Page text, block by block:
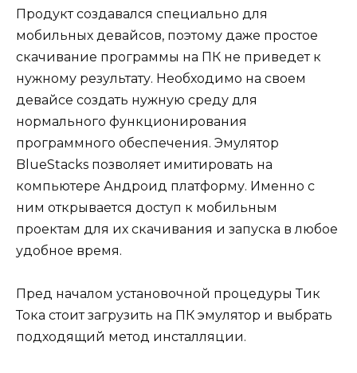
Продукт создавался специально для
мобильных девайсов, поэтому даже простое
скачивание программы на ПК не приведет к
нужному результату. Необходимо на своем
девайсе создать нужную среду для
нормального функционирования
программного обеспечения. Эмулятор
BlueStacks позволяет имитировать на
компьютере Андроид платформу. Именно с
ним открывается доступ к мобильным
проектам для их скачивания и запуска в любое
удобное время.
Пред началом установочной процедуры Тик
Тока стоит загрузить на ПК эмулятор и выбрать
подходящий метод инсталляции.